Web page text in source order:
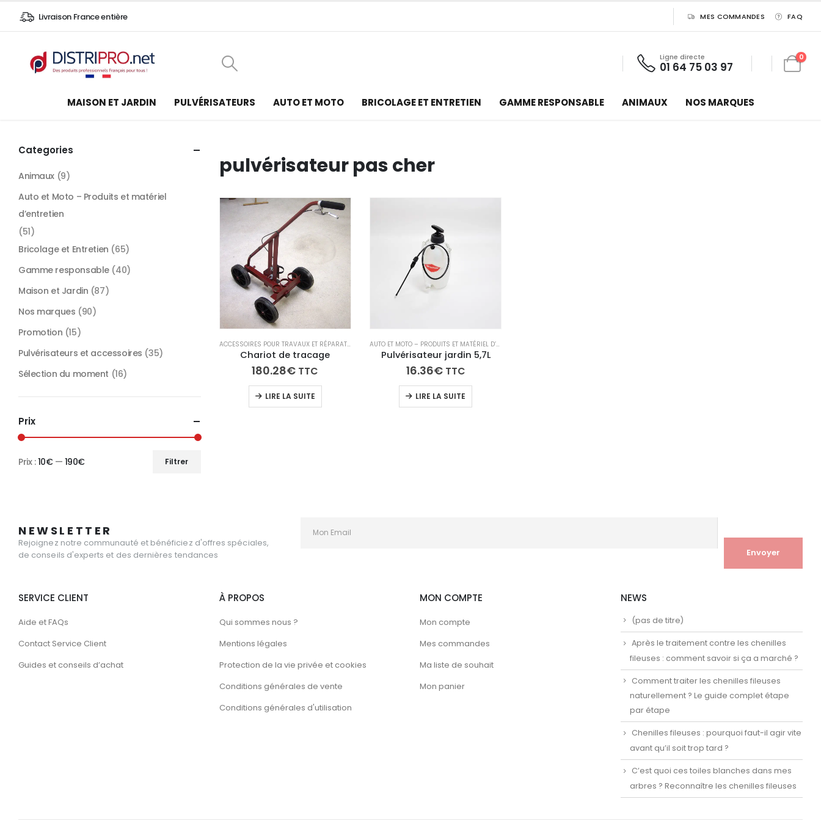
Livraison France entière MES COMMANDES FAQ
Ligne directe
01 64 75 03 97
0
MAISON ET JARDIN PULVÉRISATEURS AUTO ET MOTO BRICOLAGE ET ENTRETIEN GAMME RESPONSABLE ANIMAUX NOS MARQUES
pulvérisateur pas cher
ACCESSOIRES POUR TRAVAUX ET RÉPARATIONS
Chariot de tracage
180.28€ TTC
LIRE LA SUITE
AUTO ET MOTO – PRODUITS ET MATÉRIEL D’ENTRETIEN
Pulvérisateur jardin 5,7L
16.36€ TTC
LIRE LA SUITE
Categories
Animaux (9)
Auto et Moto – Produits et matériel
d’entretien
(51)
Bricolage et Entretien (65)
Gamme responsable (40)
Maison et Jardin (87)
Nos marques (90)
Promotion (15)
Pulvérisateurs et accessoires (35)
Sélection du moment (16)
Prix
Filtrer
Prix :10€— 190€
NEWSLETTER
Rejoignez notre communauté et bénéficiez d'offres spéciales,
de conseils d'experts et des dernières tendances
SERVICE CLIENT
Aide et FAQs
Contact Service Client
Guides et conseils d’achat
À PROPOS
Qui sommes nous ?
Mentions légales
Protection de la vie privée et cookies
Conditions générales de vente
Conditions générales d'utilisation
MON COMPTE
Mon compte
Mes commandes
Ma liste de souhait
Mon panier
NEWS
(pas de titre)
Après le traitement contre les chenilles
fileuses : comment savoir si ça a marché ?
Comment traiter les chenilles fileuses
naturellement ? Le guide complet étape
par étape
Chenilles fileuses : pourquoi faut-il agir vite
avant qu’il soit trop tard ?
C’est quoi ces toiles blanches dans mes
arbres ? Reconnaître les chenilles fileuses